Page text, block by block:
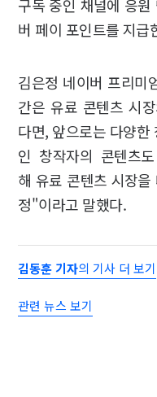
구독 중인 채널에 응원
버 페이 포인트를 지급
김은정 네이버 프리미
간은 유료 콘텐츠 시
다면, 앞으로는 다양한
인 창작자의 콘텐츠
해 유료 콘텐츠 시장
정"이라고 말했다.
김동훈 기자의 기사 더 보기
관련 뉴스 보기